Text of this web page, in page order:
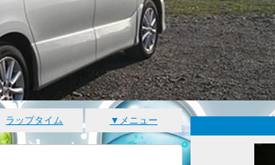
ラップタイム ▼メニュー